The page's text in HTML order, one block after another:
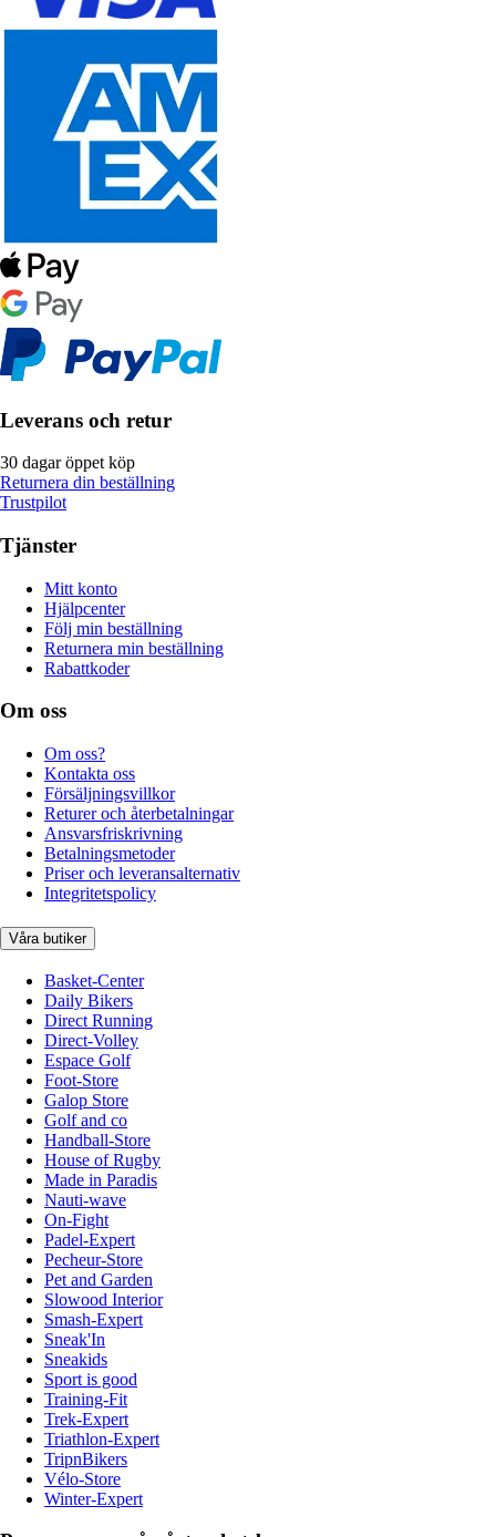
Leverans och retur
30 dagar öppet köp
Returnera din beställning
Trustpilot
Tjänster
Mitt konto
Hjälpcenter
Följ min beställning
Returnera min beställning
Rabattkoder
Om oss
Om oss?
Kontakta oss
Försäljningsvillkor
Returer och återbetalningar
Ansvarsfriskrivning
Betalningsmetoder
Priser och leveransalternativ
Integritetspolicy
Våra butiker
Basket-Center
Daily Bikers
Direct Running
Direct-Volley
Espace Golf
Foot-Store
Galop Store
Golf and co
Handball-Store
House of Rugby
Made in Paradis
Nauti-wave
On-Fight
Padel-Expert
Pecheur-Store
Pet and Garden
Slowood Interior
Smash-Expert
Sneak'In
Sneakids
Sport is good
Training-Fit
Trek-Expert
Triathlon-Expert
TripnBikers
Vélo-Store
Winter-Expert